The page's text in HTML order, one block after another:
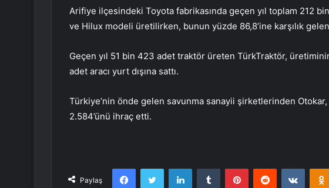
Arifiye ilçesindeki Toyota fabrikasında geçen yıl toplam 212
ve Hilux modeli üretilirken, bunun yüzde 86,8’ine karşılık
Geçen yıl 51 bin 423 adet traktör üreten TürkTraktör,
adet aracı yurt dışına sattı.
Türkiye’nin önde gelen savunma sanayii şirketlerinden Otokar,
2.584’ünü ihraç etti.
Paylaş
FacebookTwitter LinkedInTumblr PinterestReddit